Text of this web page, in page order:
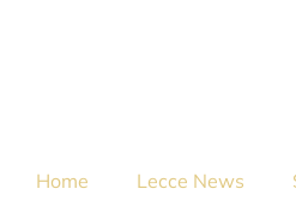
Home Lecce News